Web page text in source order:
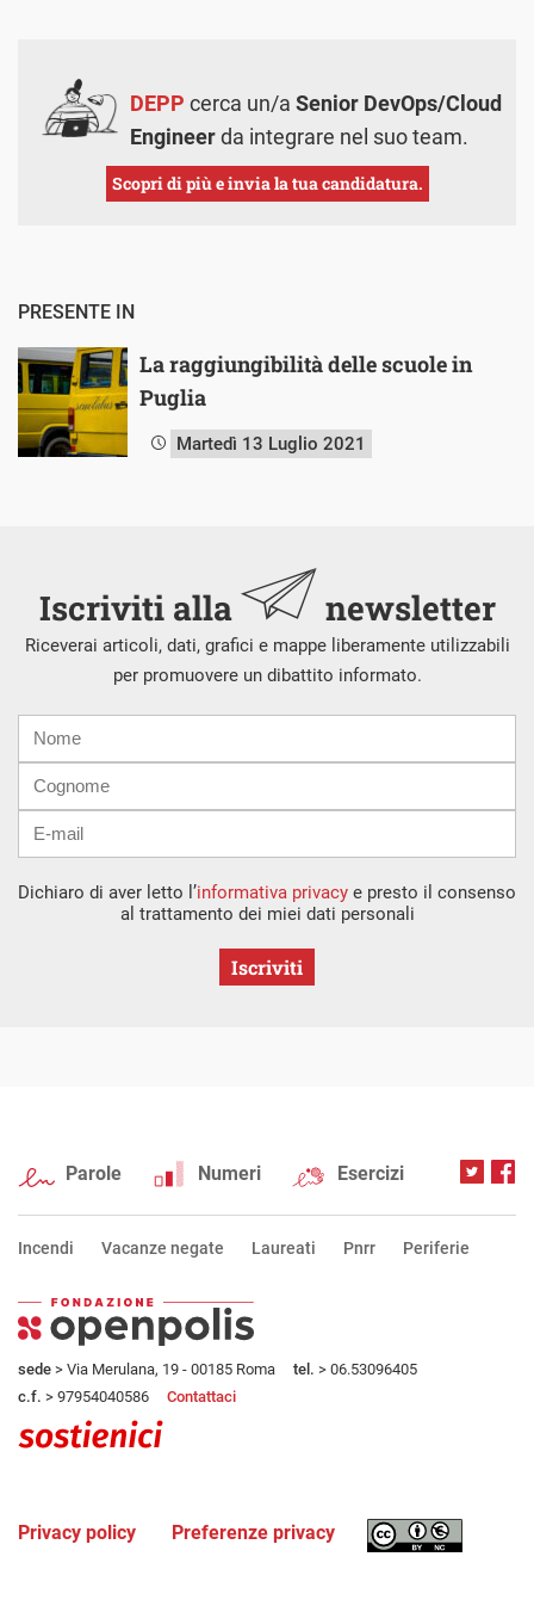
DEPP cerca un/a Senior DevOps/Cloud
Engineerda integrare nel suo team.
Scopri di più e invia la tua candidatura.
PRESENTE IN
La raggiungibilità delle scuole in
Puglia
Martedì 13 Luglio 2021
Iscriviti alla newsletter
Riceverai articoli, dati, grafici e mappe liberamente utilizzabili
per promuovere un dibattito informato.
mail
Dichiaro di aver letto l’informativa privacy e presto il consenso
al trattamento dei miei dati personali
Iscriviti
Parole Numeri Esercizi
Incendi Vacanze negate Laureati Pnrr Periferie
sede > Via Merulana, 19 - 00185 Roma tel. > 06.53096405
c.f. > 97954040586 Contattaci
Privacy policy Preferenze privacy